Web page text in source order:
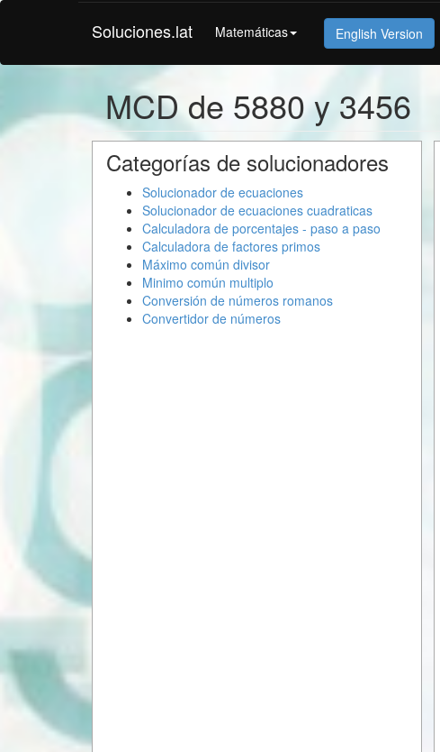
Soluciones.lat Matemáticas English Version
MCD de 5880 y 3456
Categorías de solucionadores
Solucionador de ecuaciones
Solucionador de ecuaciones cuadraticas
Calculadora de porcentajes - paso a paso
Calculadora de factores primos
Máximo común divisor
Minimo común multiplo
Conversión de números romanos
Convertidor de números